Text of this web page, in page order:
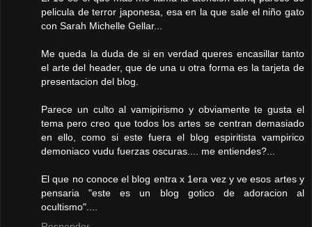
pelicula de terror japonesa, esa en la que sale el niño gato
con Sarah Michelle Gellar...
Me queda la duda de si en verdad queres encasillar tanto
el arte del header, que de una u otra forma es la tarjeta de
presentacion del blog.
Parece un culto al vamipirismo y obviamente te gusta el
tema pero creo que todos los artes se centran demasiado
en ello, como si este fuera el blog espiritista vampirico
demoniaco vudu fuerzas oscuras.... me entiendes?...
El que no conoce el blog entra x 1era vez y ve esos artes y
pensaria "este es un blog gotico de adoracion al
ocultismo"....